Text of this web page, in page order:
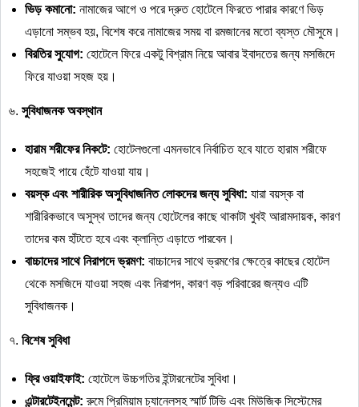
ভিড় কমানো: নামাজের আগে ও পরে দ্রুত হোটেলে ফিরতে পারার কারণে ভিড়
এড়ানো সম্ভব হয়, বিশেষ করে নামাজের সময় বা রমজানের মতো ব্যস্ত মৌসুমে।
বিরতির সুযোগ: হোটেলে ফিরে একটু বিশ্রাম নিয়ে আবার ইবাদতের জন্য মসজিদে
ফিরে যাওয়া সহজ হয়।
৬. সুবিধাজনক অবস্থান
হারাম শরীফের নিকটে: হোটেলগুলো এমনভাবে নির্বাচিত হবে যাতে হারাম শরীফে
সহজেই পায়ে হেঁটে যাওয়া যায়।
বয়স্ক এবং শারীরিক অসুবিধাজনিত লোকদের জন্য সুবিধা: যারা বয়স্ক বা
শারীরিকভাবে অসুস্থ তাদের জন্য হোটেলের কাছে থাকাটা খুবই আরামদায়ক, কারণ
তাদের কম হাঁটতে হবে এবং ক্লান্তি এড়াতে পারবেন।
বাচ্চাদের সাথে নিরাপদে ভ্রমণ: বাচ্চাদের সাথে ভ্রমণের ক্ষেত্রে কাছের হোটেল
থেকে মসজিদে যাওয়া সহজ এবং নিরাপদ, কারণ বড় পরিবারের জন্যও এটি
সুবিধাজনক।
৭. বিশেষ সুবিধা
ফ্রি ওয়াইফাই: হোটেলে উচ্চগতির ইন্টারনেটের সুবিধা।
এন্টারটেইনমেন্ট: রুমে প্রিমিয়াম চ্যানেলসহ স্মার্ট টিভি এবং মিউজিক সিস্টেমের